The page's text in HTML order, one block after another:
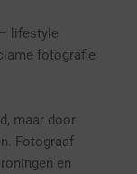
l ifestyle
fotografie
maar door
Fotograaf
en